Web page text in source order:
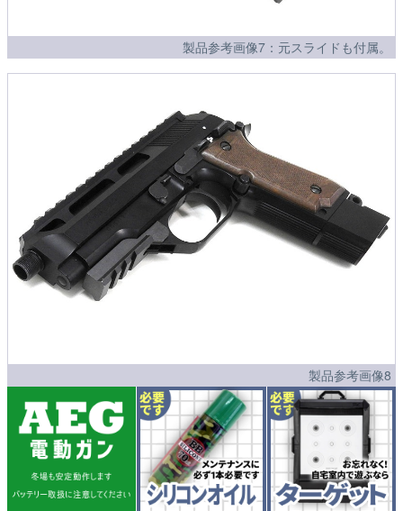
製品参考画像7：元スライドも付属。
製品参考画像8